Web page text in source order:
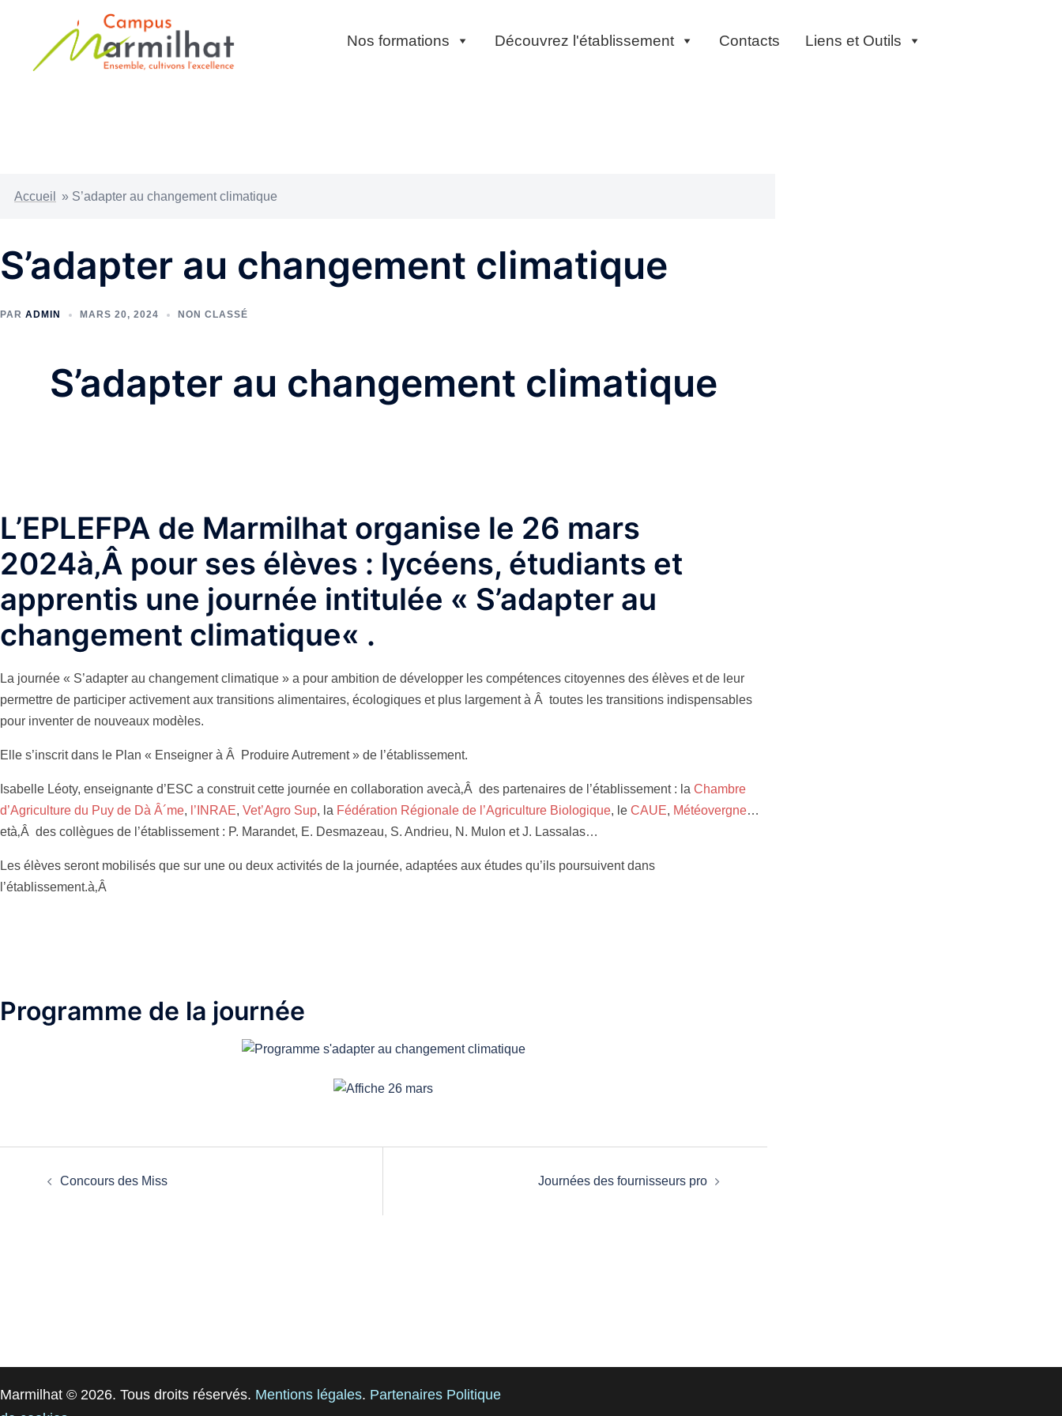
Nos formations Découvrez l'établissement Contacts Liens et Outils
Accueil » S’adapter au changement climatique
S’adapter au changement climatique
PAR ADMIN MARS 20, 2024 NON CLASSÉ
S’adapter au changement climatique
L’EPLEFPA de Marmilhat organise le 26 mars
2024à‚Â pour ses élèves : lycéens, étudiants et
apprentis une journée intitulée « S’adapter au
changement climatique« .
La journée « S’adapter au changement climatique » a pour ambition de développer les compétences citoyennes des élèves et de leur
permettre de participer activement aux transitions alimentaires, écologiques et plus largement à Â toutes les transitions indispensables
pour inventer de nouveaux modèles.
Elle s’inscrit dans le Plan « Enseigner à Â Produire Autrement » de l’établissement.
Isabelle Léoty, enseignante d’ESC a construit cette journée en collaboration avecà‚Â des partenaires de l’établissement : la Chambre
d’Agriculture du Puy de Dà Â´me, l’INRAE, Vet’Agro Sup, la Fédération Régionale de l’Agriculture Biologique, le CAUE, Météovergne…
età‚Â des collègues de l’établissement : P. Marandet, E. Desmazeau, S. Andrieu, N. Mulon et J. Lassalas…
Les élèves seront mobilisés que sur une ou deux activités de la journée, adaptées aux études qu’ils poursuivent dans
l’établissement.à‚Â
Programme de la journée
Concours des Miss Journées des fournisseurs pro
Marmilhat © 2026. Tous droits réservés. Mentions légales. Partenaires Politique